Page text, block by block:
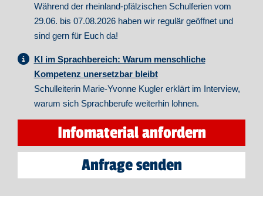
Während der rheinland-pfälzischen Schulferien vom
29.06. bis 07.08.2026 haben wir regulär geöffnet und
sind gern für Euch da!
KI im Sprachbereich: Warum menschliche
Kompetenz unersetzbar bleibt
Schulleiterin Marie-Yvonne Kugler erklärt im Interview,
warum sich Sprachberufe weiterhin lohnen.
Infomaterial anfordern
Anfrage senden